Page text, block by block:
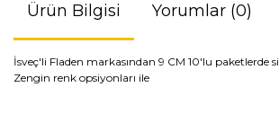
Ürün Bilgisi Yorumlar (0)
İsveç'li Fladen markasından 9 CM 10'lu paketlerde
Zengin renk opsiyonları ile